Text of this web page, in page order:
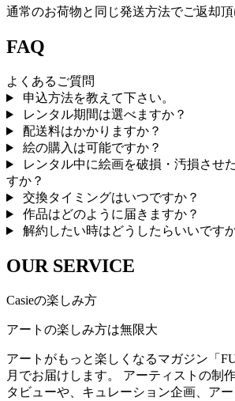
通常のお荷物と同じ発送方法でご返却頂
FAQ
よくあるご質問
申込方法を教えて下さい。
レンタル期間は選べますか？
配送料はかかりますか？
絵の購入は可能ですか？
レンタル中に絵画を破損・汚損させ
すか？
交換タイミングはいつですか？
作品はどのように届きますか？
解約したい時はどうしたらいいです
OUR SERVICE
Casieの楽しみ方
アートの楽しみ方は無限大
アートがもっと楽しくなるマガジン「
月でお届けします。 アーティストの制
タビューや、キュレーション企画、ア